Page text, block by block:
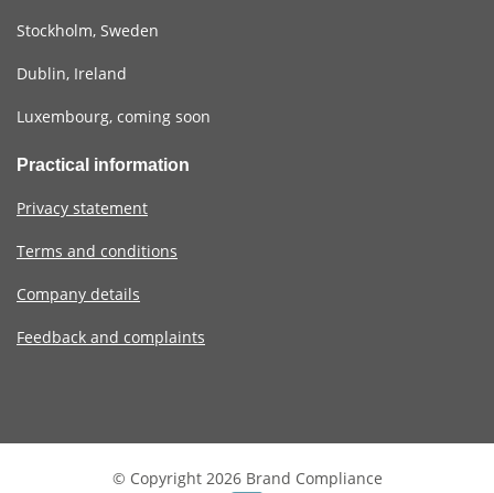
Stockholm, Sweden
Dublin, Ireland
Luxembourg, coming soon
Practical information
Privacy statement
Terms and conditions
Company details
Feedback and complaints
© Copyright 2026 Brand Compliance